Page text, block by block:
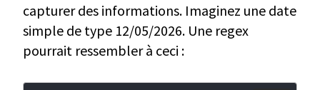
capturer des informations. Imaginez une date
simple de type 12/05/2026. Une regex
pourrait ressembler à ceci :